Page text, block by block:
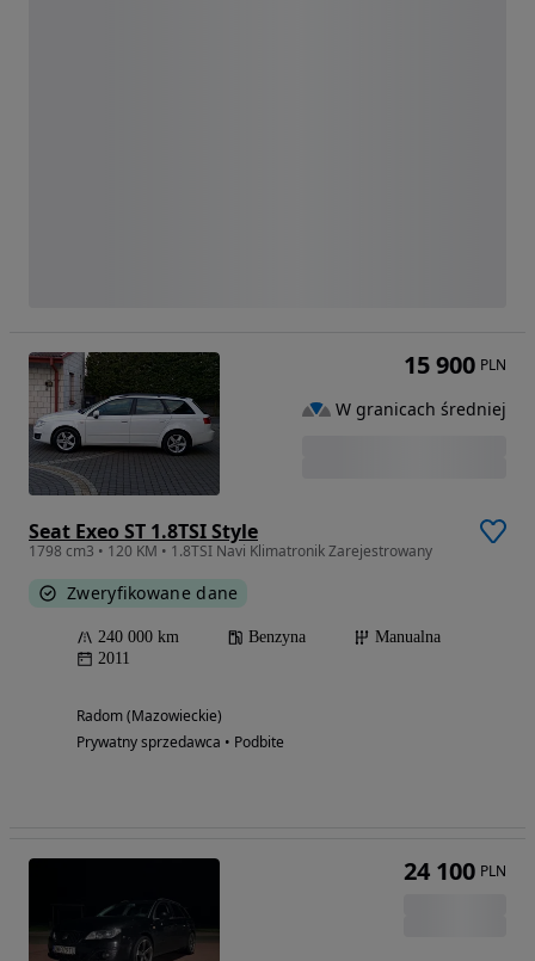
Seat Exeo ST 1.8TSI Style
1798 cm3 • 120 KM • 1.8TSI Navi Klimatronik Zarejestrowany
Zweryfikowane dane
240 000 km Benzyna
Manualna
2011
Radom (Mazowieckie)
Prywatny sprzedawca • Podbite
15 900 PLN
W granicach średniej
24 100 PLN